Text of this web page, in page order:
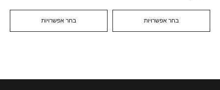
בחר אפשרויות בחר אפשרויות